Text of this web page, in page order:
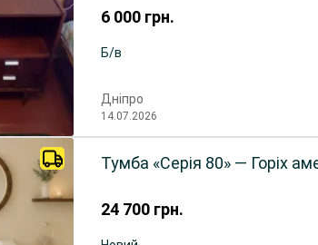
6 000 грн.
Б/в
Дніпро
14.07.2026
24 700 грн.
Тумба «Серія 80» — Горіх